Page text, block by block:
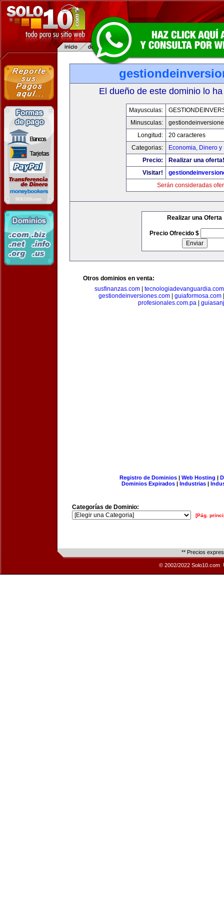
El dueño de este dominio lo
Mayusculas:
Minusculas:
Longitud:
20 caracteres
Categorias:
Economia, Dinero y
Precio:
Realizar una oferta!
Visitar!
Serán consideradas
Realizar una Oferta
Precio Ofrecido $
Otros dominios en venta:
susfinanzas.com| tecnologiadevanguardia.com
gestiondeinversiones.com| guiaformosa.com
profesionales.com.pa
Registro de Dominios| Web Hosting |
Dominios Expirados | Industrias |
Categorías de Dominio:
[Pág.
** Precios
© 2002/2022 Solo10.com